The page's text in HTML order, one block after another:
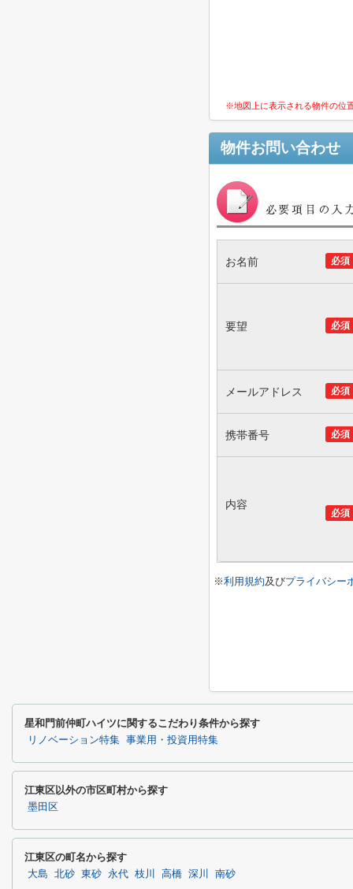
※地図上に表示される物件の位
物件お問い合わせ
必須
お名前
必須
要望
必須
メールアドレス
必須
携帯番号
必須
内容
※利用規約及びプライバシー
星和門前仲町ハイツに関するこだわり条件から探す
リノベーション特集 事業用・投資用特集
江東区以外の市区町村から探す
墨田区
江東区の町名から探す
大島 北砂 東砂 永代 枝川 高橋 深川 南砂